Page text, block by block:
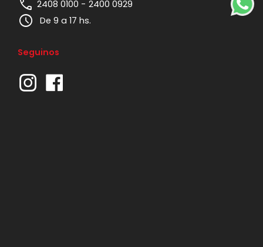
phone 2408 0100 - 2400 0929
schedule De 9 a 17 hs.
Seguinos